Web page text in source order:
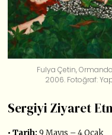
Fulya Çetin,
2006. Fotoğraf:
Sergiyi Ziyaret
• Tarih: 9 Mayıs – 4 Ocak